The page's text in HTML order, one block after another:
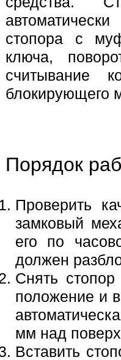
стопора с
ключа,
считывание
блокирующего
Порядок
Проверить
замковый
его по
должен
Снять
положение и
мм над
Вставить